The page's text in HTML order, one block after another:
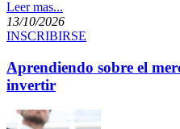
Leer mas...
13/10/2026
INSCRIBIRSE
Aprendiendo sobre el
invertir